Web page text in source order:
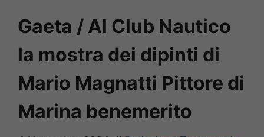
Gaeta / Al Club Nautico
la mostra dei dipinti di
Mario Magnatti Pittore di
Marina benemerito